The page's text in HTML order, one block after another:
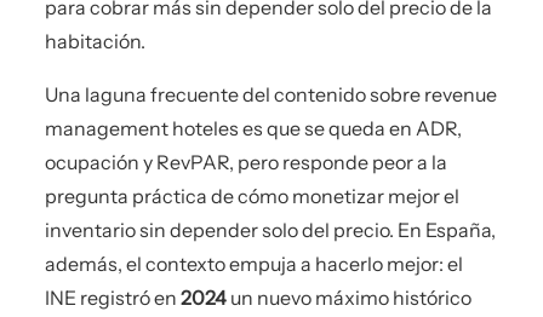
para cobrar más sin depender solo del precio de la
habitación.
Una laguna frecuente del contenido sobre revenue
management hoteles es que se queda en ADR,
ocupación y RevPAR, pero responde peor a la
pregunta práctica de cómo monetizar mejor el
inventario sin depender solo del precio. En España,
además, el contexto empuja a hacerlo mejor: el
INE registró en2024 un nuevo máximo histórico